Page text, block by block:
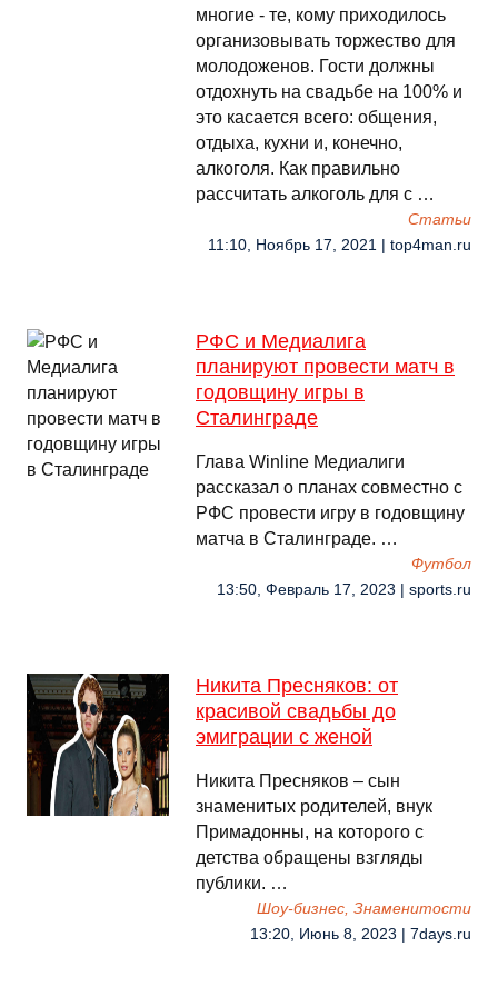
многие - те, кому приходилось
организовывать торжество для
молодоженов. Гости должны
отдохнуть на свадьбе на 100% и
это касается всего: общения,
отдыха, кухни и, конечно,
алкоголя. Как правильно
рассчитать алкоголь для с …
Cтатьи
11:10, Ноябрь 17, 2021 | top4man.ru
РФС и Медиалига
планируют провести матч в
годовщину игры в
Сталинграде
Глава Winline Медиалиги
рассказал о планах совместно с
РФС провести игру в годовщину
матча в Сталинграде. …
Футбол
13:50, Февраль 17, 2023 | sports.ru
Никита Пресняков: от
красивой свадьбы до
эмиграции с женой
Никита Пресняков – сын
знаменитых родителей, внук
Примадонны, на которого с
детства обращены взгляды
публики. …
Шоу-бизнес, Знаменитости
13:20, Июнь 8, 2023 | 7days.ru